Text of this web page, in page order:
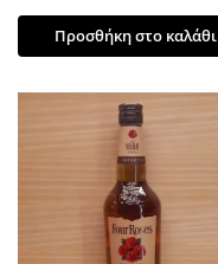
Προσθήκη στο καλάθι